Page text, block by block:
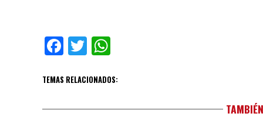
Facebook
Twitter
TEMAS RELACIONADOS: